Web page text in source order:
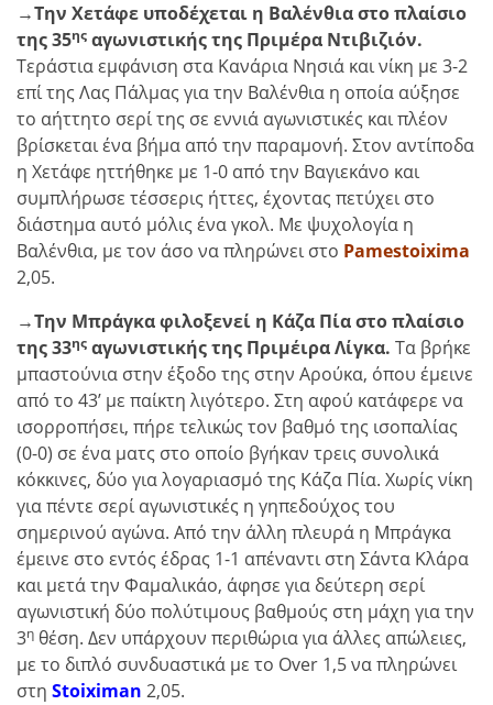
→Την Χετάφε υποδέχεται η Βαλένθια στο πλαίσιο
της 35ης αγωνιστικής της Πριμέρα Ντιβιζιόν.
Τεράστια εμφάνιση στα Κανάρια Νησιά και νίκη με 3-2
επί της Λας Πάλμας για την Βαλένθια η οποία αύξησε
το αήττητο σερί της σε εννιά αγωνιστικές και πλέον
βρίσκεται ένα βήμα από την παραμονή. Στον αντίποδα
η Χετάφε ηττήθηκε με 1-0 από την Βαγιεκάνο και
συμπλήρωσε τέσσερις ήττες, έχοντας πετύχει στο
διάστημα αυτό μόλις ένα γκολ. Με ψυχολογία η
Βαλένθια, με τον άσο να πληρώνει στο Pamestoixima
2,05.
→Την Μπράγκα φιλοξενεί η Κάζα Πία στο πλαίσιο
της 33ης αγωνιστικής της Πριμέιρα Λίγκα. Τα βρήκε
μπαστούνια στην έξοδο της στην Αρούκα, όπου έμεινε
από το 43’ με παίκτη λιγότερο. Στη αφού κατάφερε να
ισορροπήσει, πήρε τελικώς τον βαθμό της ισοπαλίας
(0-0) σε ένα ματς στο οποίο βγήκαν τρεις συνολικά
κόκκινες, δύο για λογαριασμό της Κάζα Πία. Χωρίς νίκη
για πέντε σερί αγωνιστικές η γηπεδούχος του
σημερινού αγώνα. Από την άλλη πλευρά η Μπράγκα
έμεινε στο εντός έδρας 1-1 απέναντι στη Σάντα Κλάρα
και μετά την Φαμαλικάο, άφησε για δεύτερη σερί
αγωνιστική δύο πολύτιμους βαθμούς στη μάχη για την
3η θέση. Δεν υπάρχουν περιθώρια για άλλες απώλειες,
με το διπλό συνδυαστικά με το Over 1,5 να πληρώνει
στη Stoiximan 2,05.